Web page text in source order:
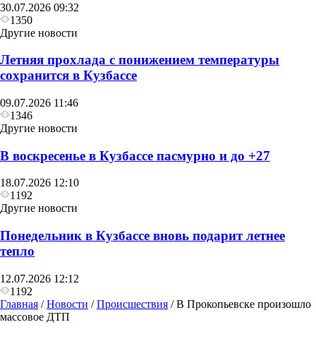
30.07.2026 09:32
1350
Другие новости
Летняя прохлада с понижением температуры
сохранится в Кузбассе
09.07.2026 11:46
1346
Другие новости
В воскресенье в Кузбассе пасмурно и до +27
18.07.2026 12:10
1192
Другие новости
Понедельник в Кузбассе вновь подарит летнее
тепло
12.07.2026 12:12
1192
Главная /Новости /Происшествия /В Прокопьевске произошло
массовое ДТП